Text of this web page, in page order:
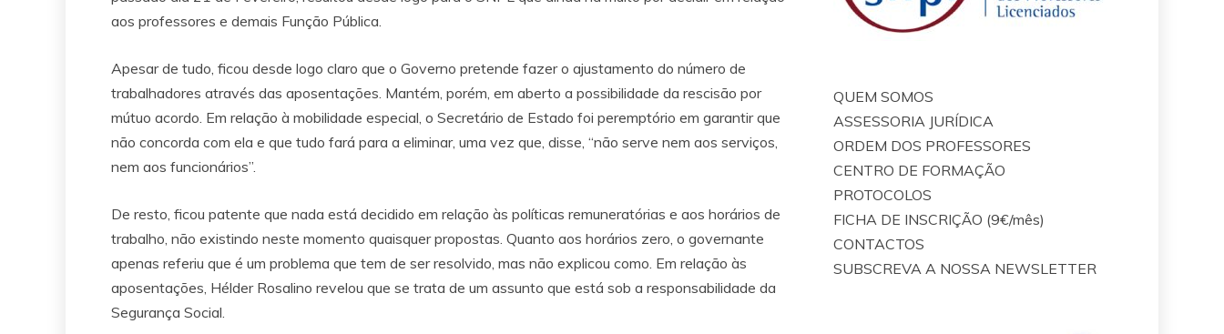
aos professores e demais Função Pública.
Apesar de tudo, ficou desde logo claro que o Governo pretende fazer o ajustamento do número de
trabalhadores através das aposentações. Mantém, porém, em aberto a possibilidade da rescisão por
mútuo acordo. Em relação à mobilidade especial, o Secretário de Estado foi peremptório em garantir que
não concorda com ela e que tudo fará para a eliminar, uma vez que, disse, “não serve nem aos serviços,
nem aos funcionários”.
De resto, ficou patente que nada está decidido em relação às políticas remuneratórias e aos horários de
trabalho, não existindo neste momento quaisquer propostas. Quanto aos horários zero, o governante
apenas referiu que é um problema que tem de ser resolvido, mas não explicou como. Em relação às
aposentações, Hélder Rosalino revelou que se trata de um assunto que está sob a responsabilidade da
Segurança Social.
QUEM SOMOS
ASSESSORIA JURÍDICA
ORDEM DOS PROFESSORES
CENTRO DE FORMAÇÃO
PROTOCOLOS
FICHA DE INSCRIÇÃO (9€/mês)
CONTACTOS
SUBSCREVA A NOSSA NEWSLETTER